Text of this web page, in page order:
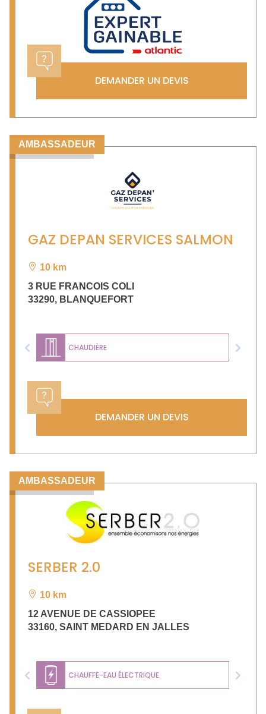
DEMANDER UN DEVIS
AMBASSADEUR
GAZ DEPAN SERVICES SALMON
10 km
3 RUE FRANCOIS COLI
33290, BLANQUEFORT
CHAUDIÈRE
Previous Next
DEMANDER UN DEVIS
AMBASSADEUR
SERBER 2.0
10 km
12 AVENUE DE CASSIOPEE
33160, SAINT MEDARD EN JALLES
CHAUFFE-EAU ÉLECTRIQUE
Previous Next